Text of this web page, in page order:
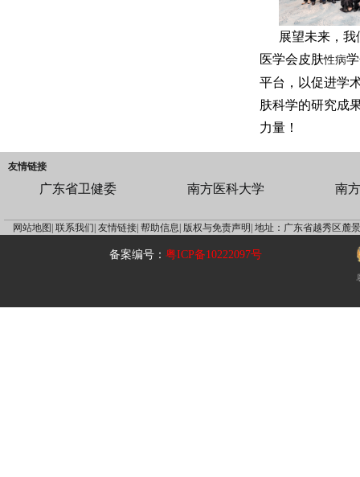
展望未来，
医学会皮肤性病
平台，以促进学
肤科学的研究成
力量！
友情链接
广东省卫健委 南方医科大学 南
网站地图| 联系我们| 友情链接| 帮助信息| 版权与免责声明| 地址：广东省越秀区麓
备案编号：粤ICP备10222097号